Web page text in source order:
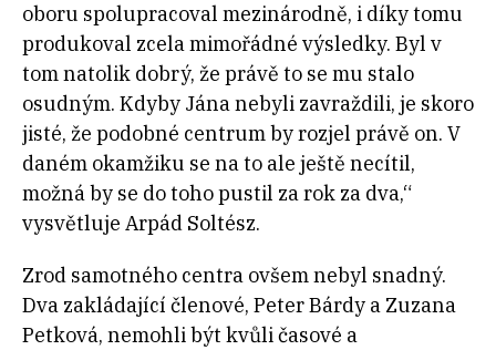
oboru spolupracoval mezinárodně, i díky tomu
produkoval zcela mimořádné výsledky. Byl v
tom natolik dobrý, že právě to se mu stalo
osudným. Kdyby Jána nebyli zavraždili, je skoro
jisté, že podobné centrum by rozjel právě on. V
daném okamžiku se na to ale ještě necítil,
možná by se do toho pustil za rok za dva,“
vysvětluje Arpád Soltész.
Zrod samotného centra ovšem nebyl snadný.
Dva zakládající členové, Peter Bárdy a Zuzana
Petková, nemohli být kvůli časové a